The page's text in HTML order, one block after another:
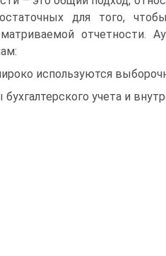
для того,
отчетности.
используются
учета и